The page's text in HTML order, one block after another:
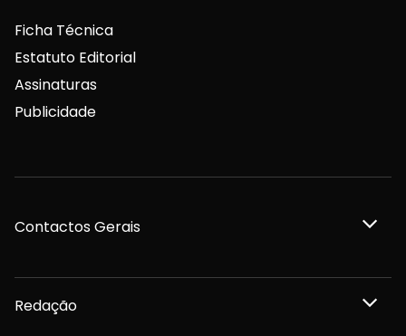
Ficha Técnica
Estatuto Editorial
Assinaturas
Publicidade
Contactos Gerais
Redação